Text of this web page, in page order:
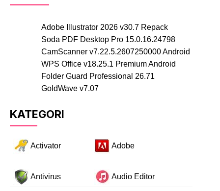
Adobe Illustrator 2026 v30.7 Repack
Soda PDF Desktop Pro 15.0.16.24798
CamScanner v7.22.5.2607250000 Android
WPS Office v18.25.1 Premium Android
Folder Guard Professional 26.71
GoldWave v7.07
KATEGORI
Activator Adobe
Antivirus Audio Editor